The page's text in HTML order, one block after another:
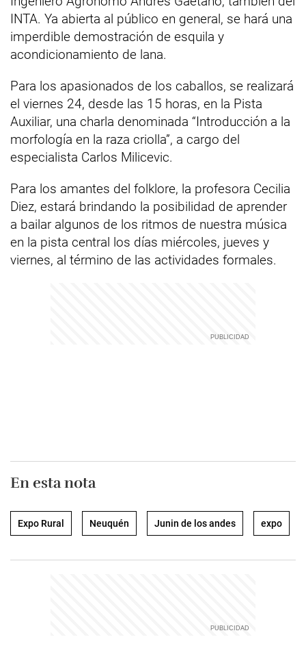
INTA. Ya abierta al público en general, se hará una
imperdible demostración de esquila y
acondicionamiento de lana.
Para los apasionados de los caballos, se realizará
el viernes 24, desde las 15 horas, en la Pista
Auxiliar, una charla denominada “Introducción a la
morfología en la raza criolla”, a cargo del
especialista Carlos Milicevic.
Para los amantes del folklore, la profesora Cecilia
Diez, estará brindando la posibilidad de aprender
a bailar algunos de los ritmos de nuestra música
en la pista central los días miércoles, jueves y
viernes, al término de las actividades formales.
En esta nota
Expo Rural Neuquén Junin de los andes expo